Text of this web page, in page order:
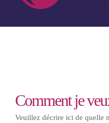
Comment je
Veuillez décrire ici de quelle